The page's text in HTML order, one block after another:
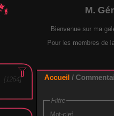
M.
Bienvenue sur ma
Pour les membres de
1254 Accueil /
Filtre
Mot-clef